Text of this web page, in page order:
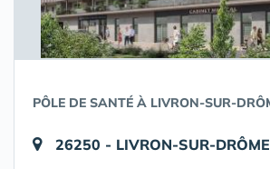
PÔLE DE SANTÉ À LIVRON-SUR-
26250 - LIVRON-SUR-DRÔME